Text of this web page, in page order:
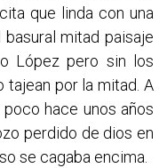
que linda con una
mitad paisaje
López pero sin los
tajean por la mitad. A
hace unos años
perdido de dios en
se cagaba encima.